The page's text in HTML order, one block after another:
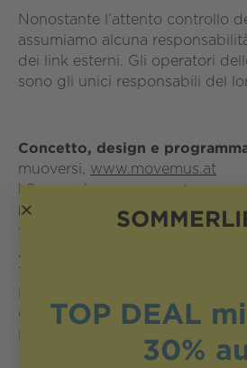
Nonostante l’attento controllo
assumiamo alcuna
dei link esterni. Gli operatori
sono gli unici responsabili del
Concetto, design e
muoversi, www.movemus.at
k9,www.kommaneun.at
Foto:
Simon Fortmüller, Cuisino
Austrias, AdobeStock, Region
Christian Fatzi, Franz, Gerdl,
TOP DEAL
30%